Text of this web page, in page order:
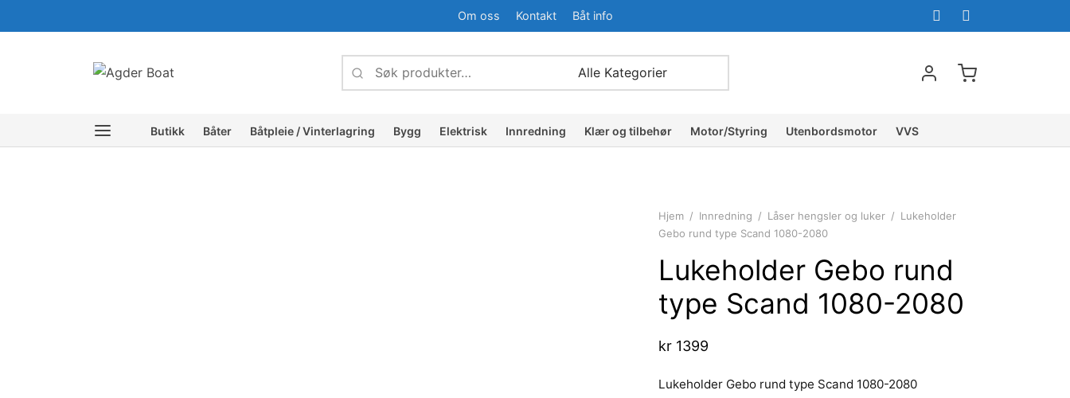
Om oss Kontakt Båt info
etter:
Narrow
category:
Butikk Båter Båtpleie / Vinterlagring Bygg Elektrisk Innredning Klær og tilbehør Motor/Styring Utenbordsmotor VVS
Hjem / Innredning / Låser hengsler og luker / Lukeholder
Gebo rund type Scand 1080-2080
Lukeholder Gebo rund
type Scand 1080-2080
kr 1399
Lukeholder Gebo rund type Scand 1080-2080